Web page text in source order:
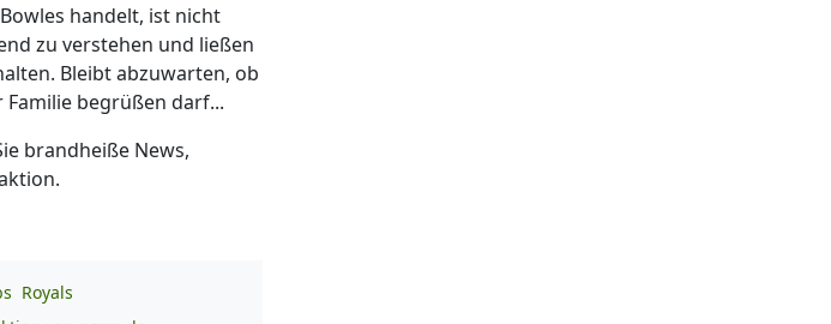
handelt, ist nicht
zu verstehen und ließen
Bleibt abzuwarten, ob
begrüßen darf...
brandheiße News,
Royals